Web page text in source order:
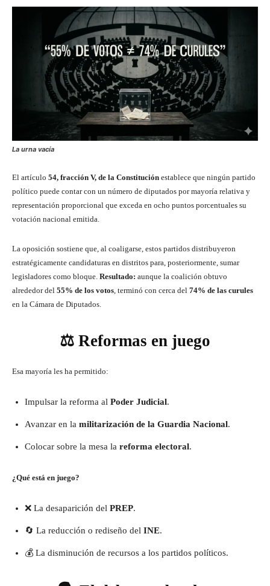
La urna vacía
El artículo 54, fracción V, de la Constitución establece que ningún partido
político puede contar con un número de diputados por mayoría relativa y
representación proporcional que exceda en ocho puntos porcentuales su
votación nacional emitida.
La oposición sostiene que, al coaligarse, estos partidos distribuyeron
estratégicamente candidaturas en distritos para, posteriormente, sumar
legisladores como bloque. Resultado: aunque la coalición obtuvo
alrededor del 55% de los votos, terminó con cerca del 74% de las curules
en la Cámara de Diputados.
⚖️ Reformas en juego
Esa mayoría les ha permitido:
Impulsar la reforma al Poder Judicial.
Avanzar en la militarización de la Guardia Nacional.
Colocar sobre la mesa la reforma electoral.
¿Qué está en juego?
❌ La desaparición del PREP.
🔄 La reducción o rediseño del INE.
💰 La disminución de recursos a los partidos políticos.